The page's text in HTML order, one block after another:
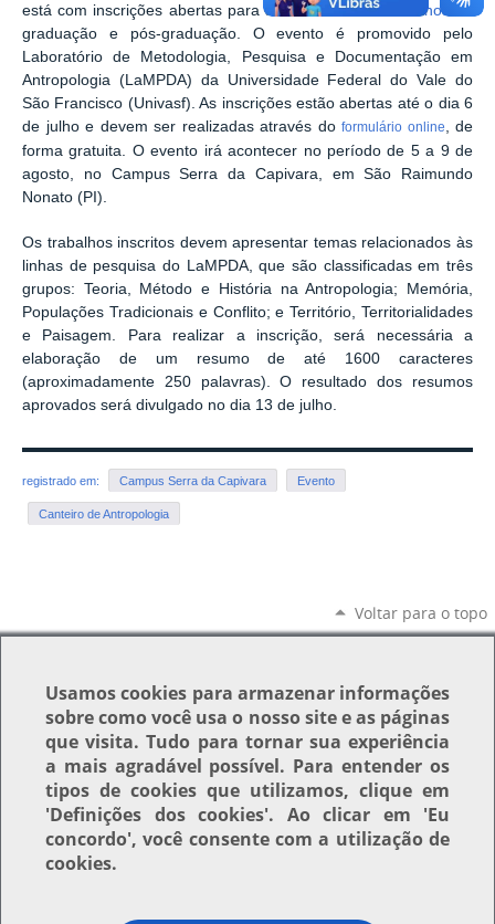
está com inscrições abertas para asubmissão de trabalhos
de
graduação e pós-graduação. O evento é promovido pelo
Laboratório de Metodologia, Pesquisa e Documentação em
Antropologia (LaMPDA) da Universidade Federal do Vale do
São Francisco (Univasf). As inscrições estão abertas até o dia 6
de julho e devem ser realizadas através do formulário online , de
forma gratuita. O evento irá acontecer no período de 5 a 9 de
agosto, no Campus Serra da Capivara, em São Raimundo
Nonato (PI).
Os trabalhos inscritos devem apresentar temas relacionados às
linhas de pesquisa do LaMPDA, que são classificadas em três
grupos: Teoria, Método e História na Antropologia; Memória,
Populações Tradicionais e Conflito; e Território, Territorialidades
e Paisagem. Para realizar a inscrição, será necessária a
elaboração de um resumo de até 1600 caracteres
(aproximadamente 250 palavras). O resultado dos resumos
aprovados será divulgado no dia 13 de julho.
registrado em: Campus Serra da Capivara Evento
Canteiro de Antropologia
Voltar para o topo
Usamoscookies para armazenar informações
sobre como você usa o nosso site e as páginas
que visita. Tudo para tornar sua experiência
a mais agradável possível. Para entender os
tipos de cookies que utilizamos, clique em
'Definições dos cookies'. Ao clicar em 'Eu
concordo', você consente com a utilização de
cookies.